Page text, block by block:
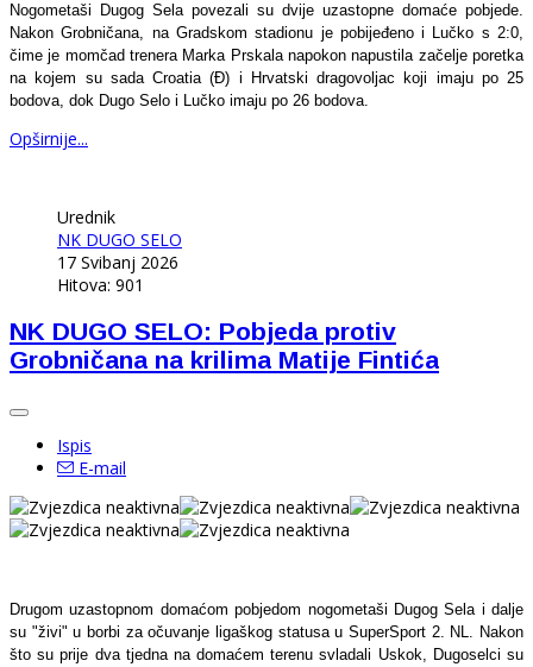
Nogometaši Dugog Sela povezali su dvije uzastopne domaće pobjede.
Nakon Grobničana, na Gradskom stadionu je pobijeđeno i Lučko s 2:0,
čime je momčad trenera Marka Prskala napokon napustila začelje poretka
na kojem su sada Croatia (Đ) i Hrvatski dragovoljac koji imaju po 25
bodova, dok Dugo Selo i Lučko imaju po 26 bodova.
Opširnije...
Urednik
NK DUGO SELO
17 Svibanj 2026
Hitova: 901
NK DUGO SELO: Pobjeda protiv
Grobničana na krilima Matije Fintića
Ispis
E-mail
Drugom uzastopnom domaćom pobjedom nogometaši Dugog Sela i dalje
su "živi" u borbi za očuvanje ligaškog statusa u SuperSport 2. NL. Nakon
što su prije dva tjedna na domaćem terenu svladali Uskok, Dugoselci su